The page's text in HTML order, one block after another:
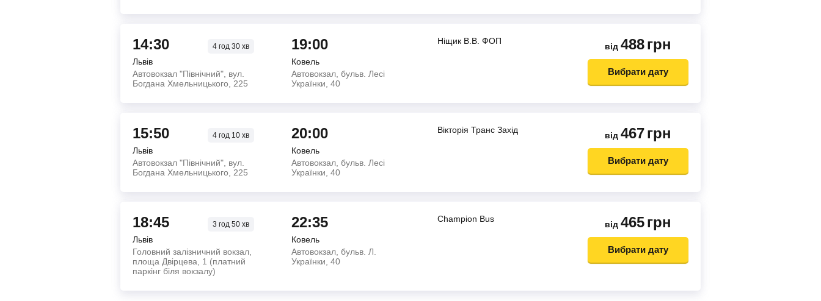
14:30 4 год30 хв
Львів
Автовокзал "Північний", вул.
Богдана Хмельницького, 225
19:00
Ковель
Автовокзал, бульв. Лесі
Українки, 40
Нiщик В.В. ФОП
від 488грн
Вибрати дату
15:50 4 год10 хв
Львів
Автовокзал "Північний", вул.
Богдана Хмельницького, 225
20:00
Ковель
Автовокзал, бульв. Лесі
Українки, 40
Вiкторiя Транс Захiд
від 467грн
Вибрати дату
18:45 3 год50 хв
Львів
Головний залізничний вокзал,
площа Двірцева, 1 (платний
паркінг біля вокзалу)
22:35
Ковель
Автовокзал, бульв. Л.
Українки, 40
Champion Bus
від 465грн
Вибрати дату